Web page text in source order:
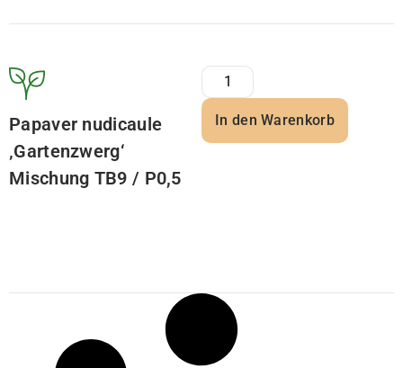
Papaver nudicaule
‚Gartenzwerg‘
Mischung TB9 / P0,5
In den Warenkorb